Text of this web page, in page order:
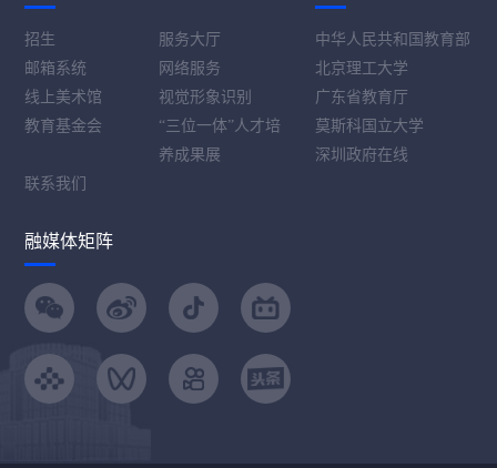
招生
服务大厅
邮箱系统
网络服务
线上美术馆
视觉形象识别
教育基金会
“三位一体”人才培
养成果展
联系我们
中华人民共和国教育部
北京理工大学
广东省教育厅
莫斯科国立大学
深圳政府在线
融媒体矩阵